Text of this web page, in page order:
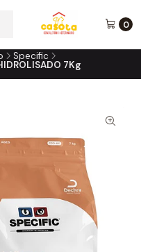
0
seu melhor amigo!
Specific
7Kg